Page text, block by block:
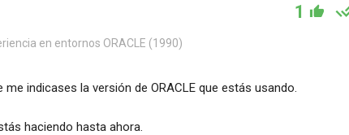
1
en entornos ORACLE (1990)
indicases la versión de ORACLE que estás usando.
haciendo hasta ahora.